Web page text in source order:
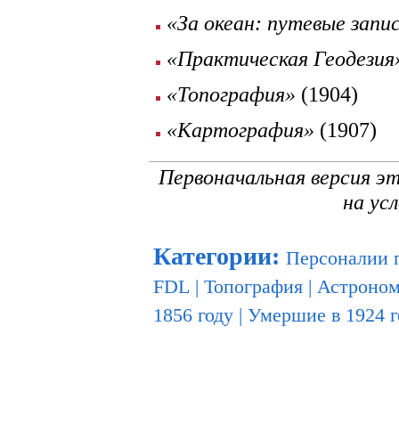
«За океан: путевые
«Практическая
«Топография» (1904)
«Картография» (1907)
Первоначальная версия
на
Категории: Персоналии
FDL | Топография |
1856 году | Умершие в 1924